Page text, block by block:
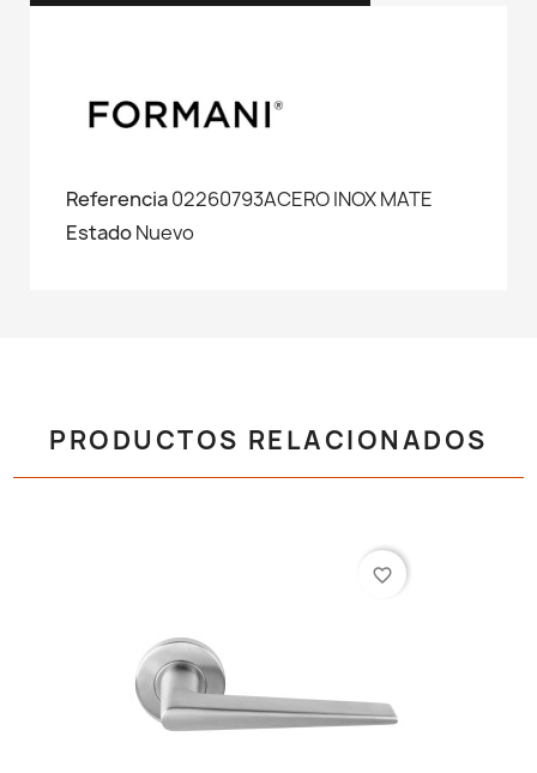
Referencia02260793ACERO INOX MATE
EstadoNuevo
PRODUCTOS RELACIONADOS
favorite_border